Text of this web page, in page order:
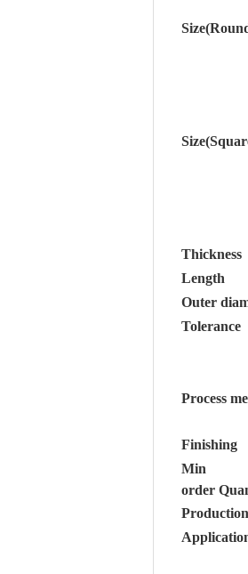
Thickness
Length
Outer
Tolerance
Process
Finishing
Min
order